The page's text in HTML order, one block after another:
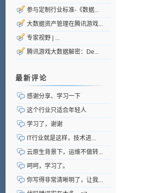
参与定制行业标准-《数据...
大数据资产管理在腾讯游戏...
专家视野 | ...
腾讯游戏大数据解密：De...
最新评论
感谢分享、学习一下
这个行业只适合年轻人
学习了，谢谢
IT行业就是这样，技术进...
云原生背景下，运维不做转...
呵呵，学习了。
你写得非常清晰明了，让我...